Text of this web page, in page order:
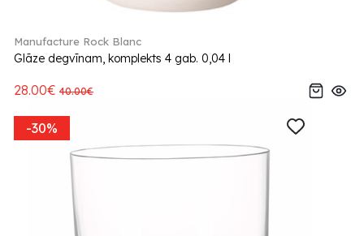
Manufacture Rock Blanc
Glāze degvīnam, komplekts 4 gab. 0,04 l
28.00€ 40.00€
-30%